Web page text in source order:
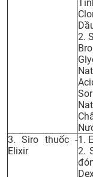
2.
3. Siro thuốc -
Elixir
1.
2.